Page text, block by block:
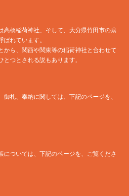
高橋稲荷神社、そして、大分県竹田市の扇
れています。
から、関西や関東等の稲荷神社と合わせて
つとされる説もあります。
札、奉納に関しては、下記のページを、
については、下記のページを、ご覧くださ